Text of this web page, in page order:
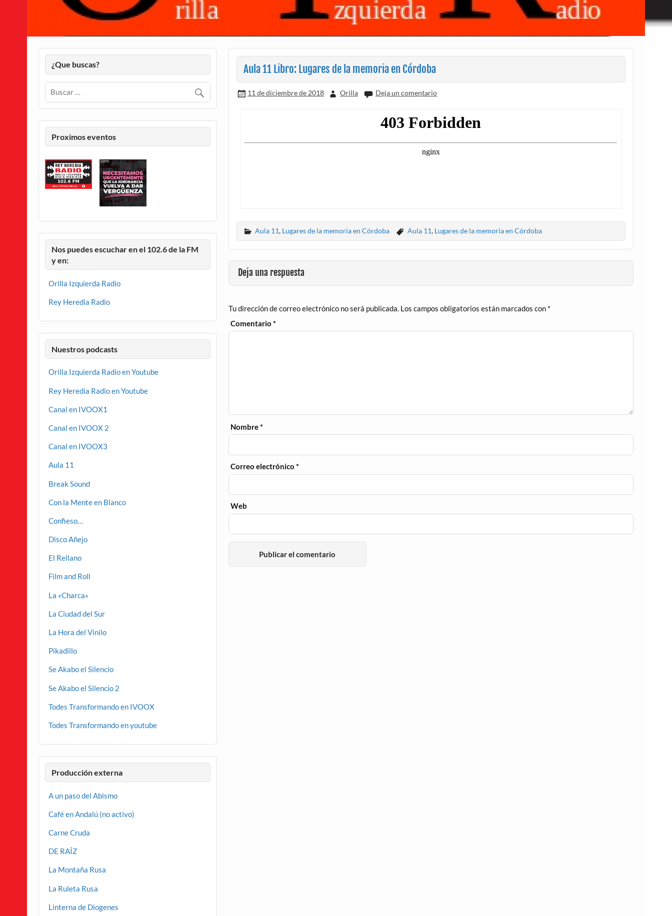
Aula 11 Libro: Lugares de la memoria en Córdoba
11 de diciembre de 2018 Orilla Deja un comentario
Aula 11, Lugares de la memoria en Córdoba Aula 11, Lugares de la memoria en Córdoba
Deja una respuesta
Tu dirección de correo electrónico no será publicada. Los campos obligatorios están marcados con *
Comentario*
Nombre*
Correo electrónico*
Web
¿Que buscas?
Proximos eventos
Nos puedes escuchar en el 102.6 de la FM
y en:
Orilla Izquierda Radio
Rey Heredia Radio
Nuestros podcasts
Orilla Izquierda Radio en Youtube
Rey Heredia Radio en Youtube
Canal en IVOOX1
Canal en IVOOX 2
Canal en IVOOX3
Aula 11
Break Sound
Con la Mente en Blanco
Confieso…
Disco Añejo
El Rellano
Film and Roll
La «Charca»
La Ciudad del Sur
La Hora del Vinilo
Pikadillo
Se Akabo el Silencio
Se Akabo el Silencio 2
Todes Transformando en IVOOX
Todes Transformando en youtube
Producción externa
A un paso del Abismo
Café en Andalú (no activo)
Carne Cruda
DE RAÍZ
La Montaña Rusa
La Ruleta Rusa
Linterna de Diogenes